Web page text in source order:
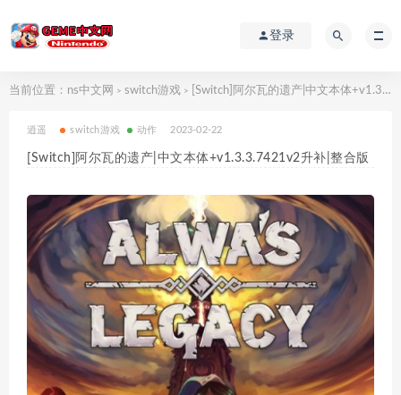
登录
当前位置： ns中文网 > switch游戏 > [Switch]阿尔瓦的遗产|中文本体+v1.3.3.7421v2升补|整合版
逍遥 switch游戏 动作 2023-02-22
[Switch]阿尔瓦的遗产|中文本体+v1.3.3.7421v2升补|整合版